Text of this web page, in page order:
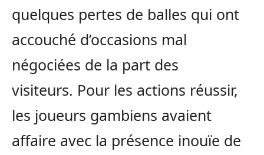
quelques pertes de balles qui ont
accouché d’occasions mal
négociées de la part des
visiteurs. Pour les actions réussir,
les joueurs gambiens avaient
affaire avec la présence inouïe de